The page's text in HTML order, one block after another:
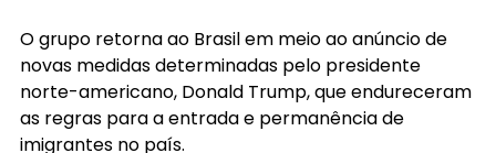
O grupo retorna ao Brasil em meio ao anúncio de
novas medidas determinadas pelo presidente
norte-americano, Donald Trump, que endureceram
as regras para a entrada e permanência de
imigrantes no país.